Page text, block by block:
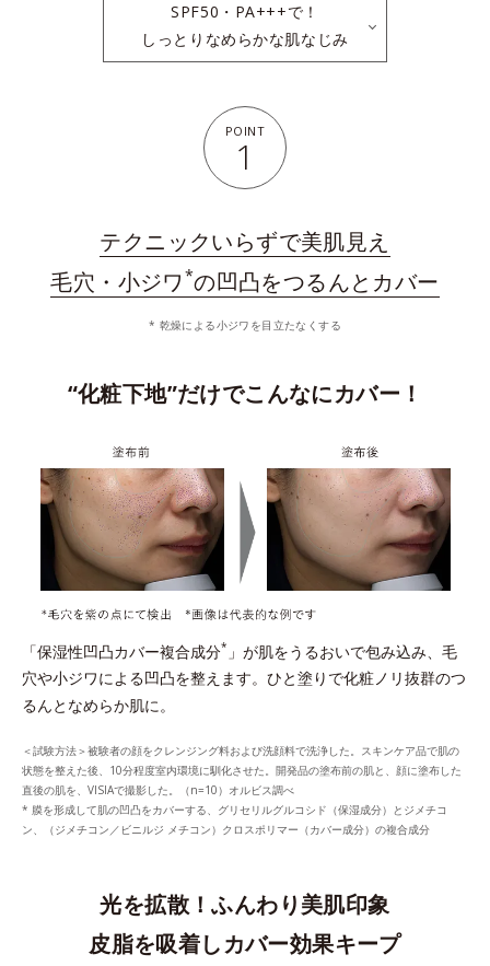
SPF50・PA+++で！
しっとりなめらかな肌なじみ
POINT
1
テクニックいらずで美肌見え
毛穴・小ジワ *の凹凸をつるんとカバー
* 乾燥による小ジワを目立たなくする
“化粧下地”だけでこんなにカバー！
「保湿性凹凸カバー複合成分* 」が肌をうるおいで包み込み、毛
穴や小ジワによる凹凸を整えます。ひと塗りで化粧ノリ抜群のつ
るんとなめらか肌に。
＜試験方法＞被験者の顔をクレンジング料および洗顔料で洗浄した。スキンケア品で肌の
状態を整えた後、10分程度室内環境に馴化させた。開発品の塗布前の肌と、顔に塗布した
直後の肌を、VISIAで撮影した。（n=10）オルビス調べ
* 膜を形成して肌の凹凸をカバーする、グリセリルグルコシド（保湿成分）とジメチコ
ン、（ジメチコン／ビニルジ メチコン）クロスポリマー（カバー成分）の複合成分
光を拡散！ふんわり美肌印象
皮脂を吸着しカバー効果キープ